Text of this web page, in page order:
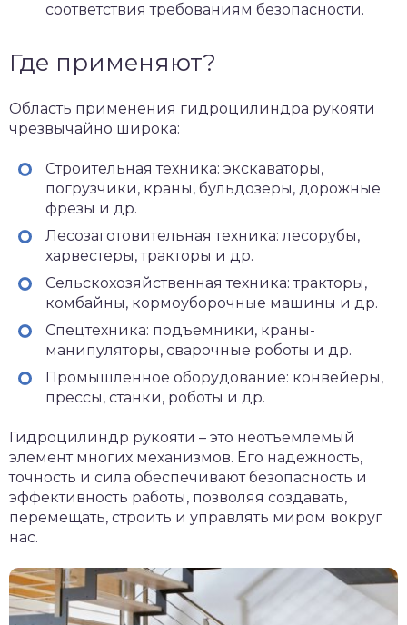
соответствия требованиям безопасности.
Где применяют?
Область применения гидроцилиндра рукояти
чрезвычайно широка:
Строительная техника: экскаваторы,
погрузчики, краны, бульдозеры, дорожные
фрезы и др.
Лесозаготовительная техника: лесорубы,
харвестеры, тракторы и др.
Сельскохозяйственная техника: тракторы,
комбайны, кормоуборочные машины и др.
Спецтехника: подъемники, краны-
манипуляторы, сварочные роботы и др.
Промышленное оборудование: конвейеры,
прессы, станки, роботы и др.
Гидроцилиндр рукояти – это неотъемлемый
элемент многих механизмов. Его надежность,
точность и сила обеспечивают безопасность и
эффективность работы, позволяя создавать,
перемещать, строить и управлять миром вокруг
нас.